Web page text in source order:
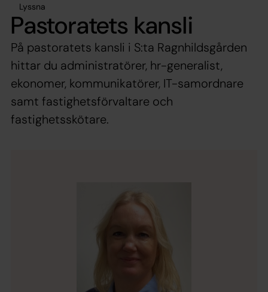
Lyssna
Pastoratets kansli
På pastoratets kansli i S:ta Ragnhildsgården
hittar du administratörer, hr-generalist,
ekonomer, kommunikatörer, IT-samordnare
samt fastighetsförvaltare och
fastighetsskötare.